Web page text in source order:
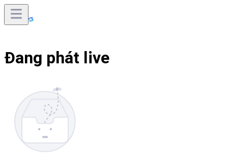
Đang phát live